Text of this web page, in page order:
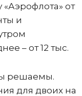
от
и
– от 12 тыс.
решаемы.
для двоих на